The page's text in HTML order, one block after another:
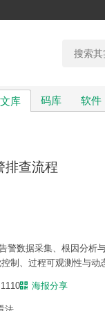
文库 码库 软件
排查流程
警数据采集、根因分
制、过程可观测性与
1110 海报分享